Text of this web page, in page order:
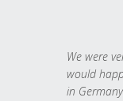
We were
would
in